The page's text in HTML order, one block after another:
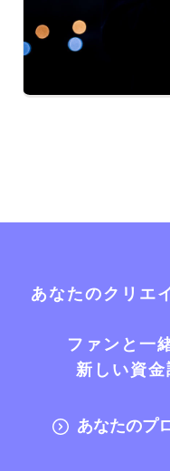
あなたのクリエ
ファンと一
新しい資
あなたのプ